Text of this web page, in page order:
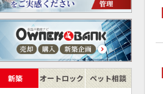
新築 オートロック ペット相談